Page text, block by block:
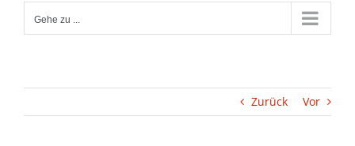
Gehe zu ...
Zurück Vor